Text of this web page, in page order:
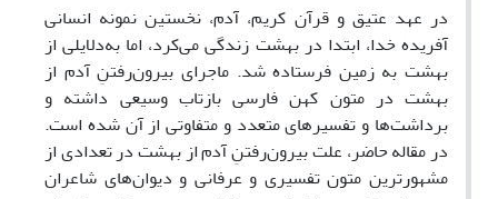
در عهد عتیق و قرآن کریم، آدم، نخستین نمونه انسانی
آفریده خدا، ابتدا در بهشت زندگی می‌کرد، اما به‌دلایلی از
بهشت به زمین فرستاده شد. ماجرای بیرون‌رفتنِ آدم از
بهشت در متون کهن فارسی بازتاب وسیعی داشته و
برداشت‌ها و تفسیرهای متعدد و متفاوتی از آن شده است.
در مقاله حاضر، علت بیرون‌رفتنِ آدم از بهشت در تعدادی از
مشهورترین متون تفسیری و عرفانی و دیوان‌های شاعران